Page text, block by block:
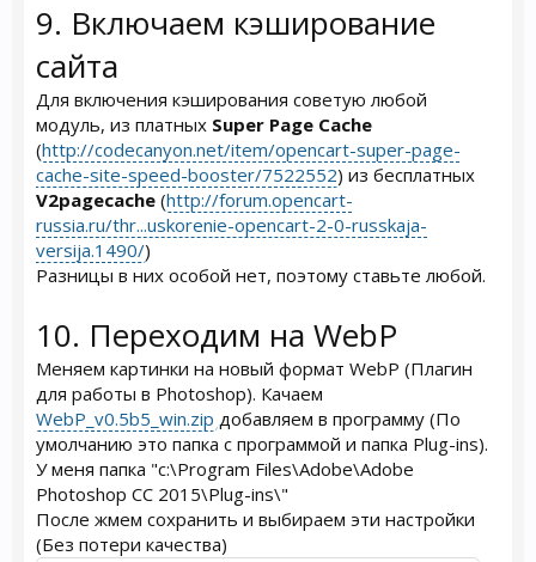
9. Включаем кэширование
сайта
Для включения кэширования советую любой
модуль, из платных Super Page Cache
(http://codecanyon.net/item/opencart-super-page-
cache-site-speed-booster/7522552) из бесплатных
V2pagecache (http://forum.opencart-
russia.ru/thr...uskorenie-opencart-2-0-russkaja-
versija.1490/)
Разницы в них особой нет, поэтому ставьте любой.
10. Переходим на WebP
Меняем картинки на новый формат WebP (Плагин
для работы в Photoshop). Качаем
WebP_v0.5b5_win.zip добавляем в программу (По
умолчанию это папка с программой и папка Plug-ins).
У меня папка "c:\Program Files\Adobe\Adobe
Photoshop CC 2015\Plug-ins\"
После жмем сохранить и выбираем эти настройки
(Без потери качества)